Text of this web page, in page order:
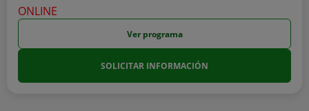
Ver programa
SOLICITAR INFORMACIÓN